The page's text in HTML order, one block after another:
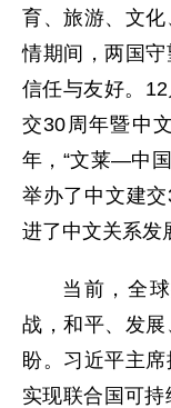
育、旅游、文
情期间，两国
信任与友好。
交30周年暨中
年，“文莱—中国
举办了中文建
进了中文关系发
当前，全
战，和平、发
盼。习近平主
实现联合国可持